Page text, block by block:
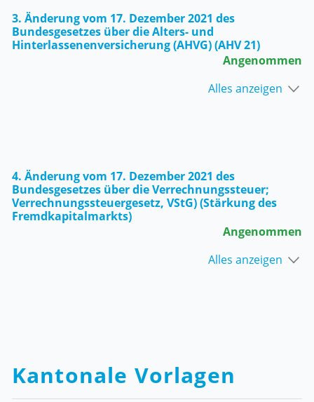
3. Änderung vom 17. Dezember 2021 des
Bundesgesetzes über die Alters- und
Hinterlassenenversicherung (AHVG) (AHV 21)
Angenommen
Alles anzeigen
4. Änderung vom 17. Dezember 2021 des
Bundesgesetzes über die Verrechnungssteuer;
Verrechnungssteuergesetz, VStG) (Stärkung des
Fremdkapitalmarkts)
Angenommen
Alles anzeigen
Kantonale Vorlagen